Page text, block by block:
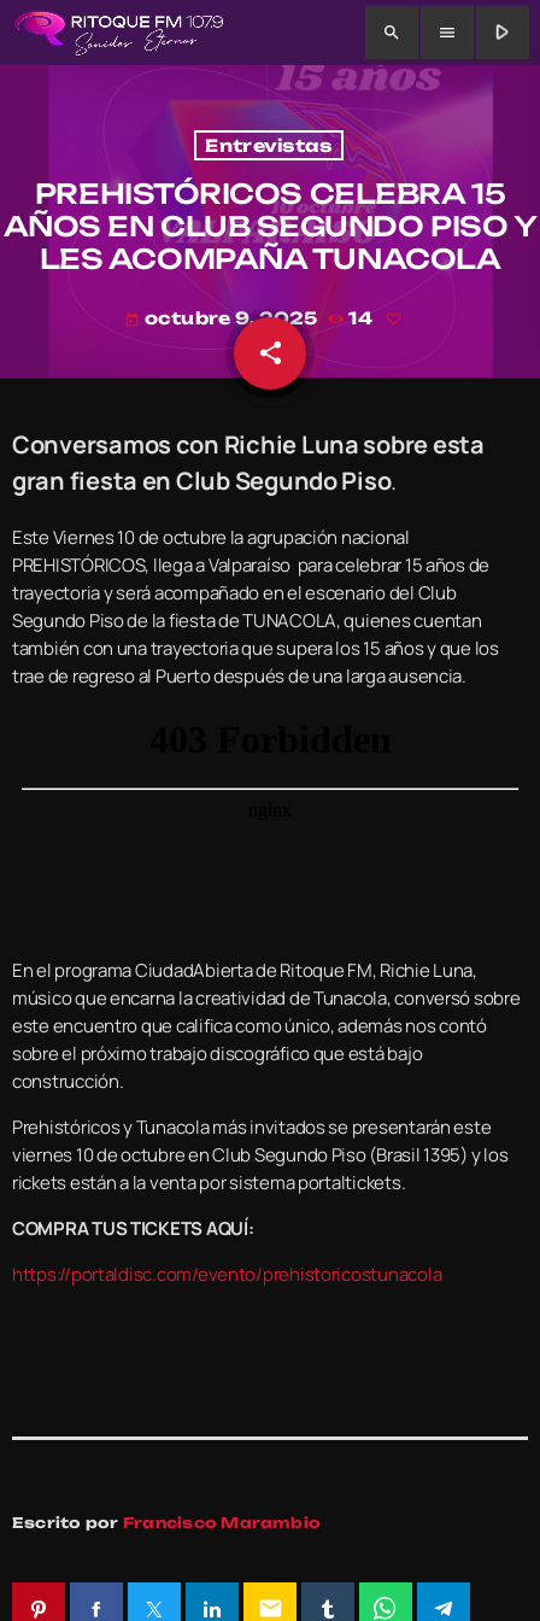
search menu play_arrow
Entrevistas
PREHISTÓRICOS CELEBRA 15
AÑOS EN CLUB SEGUNDO PISO Y
LES ACOMPAÑA TUNACOLA
today octubre 9, 2025 14
share
email
Conversamos con Richie Luna sobre esta
gran fiesta en Club Segundo Piso.
Este Viernes 10 de octubre la agrupación nacional
PREHISTÓRICOS, llega a Valparaíso para celebrar 15 años de
trayectoria y será acompañado en el escenario del Club
Segundo Piso de la fiesta de TUNACOLA, quienes cuentan
también con una trayectoria que supera los 15 años y que los
trae de regreso al Puerto después de una larga ausencia.
En el programa CiudadAbierta de Ritoque FM, Richie Luna,
músico que encarna la creatividad de Tunacola, conversó sobre
este encuentro que califica como único, además nos contó
sobre el próximo trabajo discográfico que está bajo
construcción.
Prehistóricos y Tunacola más invitados se presentarán este
viernes 10 de octubre en Club Segundo Piso (Brasil 1395) y los
rickets están a la venta por sistema portaltickets.
COMPRA TUS TICKETS AQUÍ:
https://portaldisc.com/evento/prehistoricostunacola
Escrito por Francisco Marambio
email